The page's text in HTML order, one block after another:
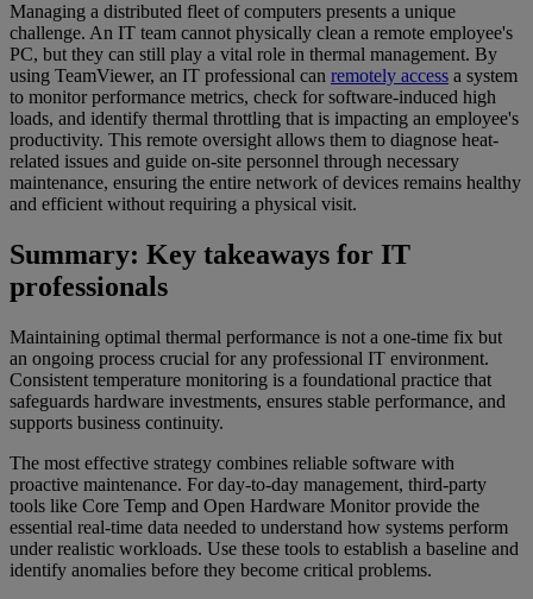
Managing a distributed fleet of computers presents a unique
challenge. An IT team cannot physically clean a remote employee's
PC, but they can still play a vital role in thermal management. By
using TeamViewer, an IT professional can remotely access a system
to monitor performance metrics, check for software-induced high
loads, and identify thermal throttling that is impacting an employee's
productivity. This remote oversight allows them to diagnose heat-
related issues and guide on-site personnel through necessary
maintenance, ensuring the entire network of devices remains healthy
and efficient without requiring a physical visit.
Summary: Key takeaways for IT
professionals
Maintaining optimal thermal performance is not a one-time fix but
an ongoing process crucial for any professional IT environment.
Consistent temperature monitoring is a foundational practice that
safeguards hardware investments, ensures stable performance, and
supports business continuity.
The most effective strategy combines reliable software with
proactive maintenance. For day-to-day management, third-party
tools like Core Temp and Open Hardware Monitor provide the
essential real-time data needed to understand how systems perform
under realistic workloads. Use these tools to establish a baseline and
identify anomalies before they become critical problems.